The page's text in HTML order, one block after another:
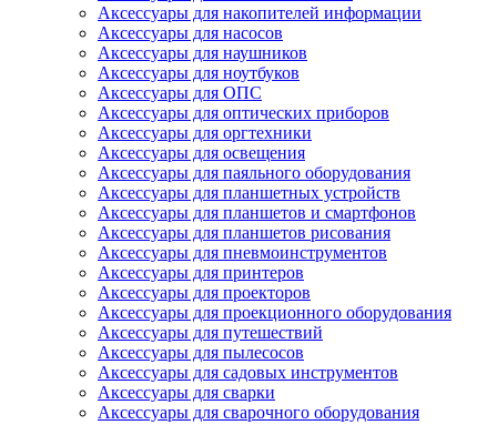
Аксессуары для накопителей информации
Аксессуары для насосов
Аксессуары для наушников
Аксессуары для ноутбуков
Аксессуары для ОПС
Аксессуары для оптических приборов
Аксессуары для оргтехники
Аксессуары для освещения
Аксессуары для паяльного оборудования
Аксессуары для планшетных устройств
Аксессуары для планшетов и смартфонов
Аксессуары для планшетов рисования
Аксессуары для пневмоинструментов
Аксессуары для принтеров
Аксессуары для проекторов
Аксессуары для проекционного оборудования
Аксессуары для путешествий
Аксессуары для пылесосов
Аксессуары для садовых инструментов
Аксессуары для сварки
Аксессуары для сварочного оборудования